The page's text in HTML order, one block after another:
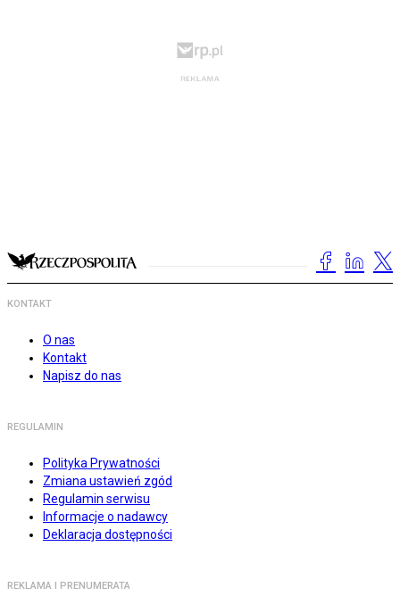
KONTAKT
O nas
Kontakt
Napisz do nas
REGULAMIN
Polityka Prywatności
Zmiana ustawień zgód
Regulamin serwisu
Informacje o nadawcy
Deklaracja dostępności
REKLAMA I PRENUMERATA